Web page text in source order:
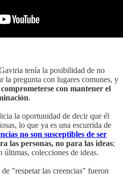
tenía la posibilidad de no
la pregunta con lugares comunes, y
con mantener el
.
la oportunidad de decir que él
lo que ya es una escurrida de
no son susceptibles de ser
las personas, no para las ideas;
últimas, colecciones de ideas.
"respetar las creencias" fueron